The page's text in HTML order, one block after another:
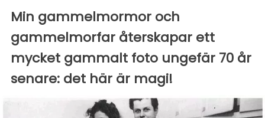
Min gammelmormor och
gammelmorfar återskapar ett
mycket gammalt foto ungefär 70 år
senare: det här är magi!